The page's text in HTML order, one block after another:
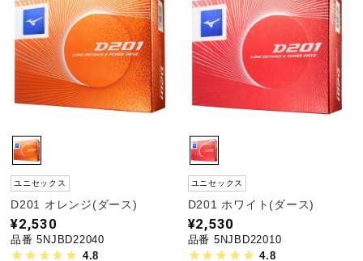
トレーニング
野球
スイム
バレーボール
ユニセックス
D201 オレンジ(ダース)
¥2,530
品番 5NJBD22040
4.8
ユニセックス
D201 ホワイト(ダース)
¥2,530
品番 5NJBD22010
4.8